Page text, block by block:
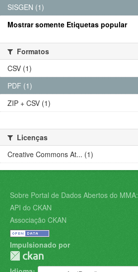
SISGEN (1)
Mostrar somente Etiquetas popular
Formatos
CSV (1)
PDF (1)
ZIP + CSV (1)
Licenças
Creative Commons At... (1)
Sobre Portal de Dados Abertos do MMA:
API do CKAN
Associação CKAN
Impulsionado por